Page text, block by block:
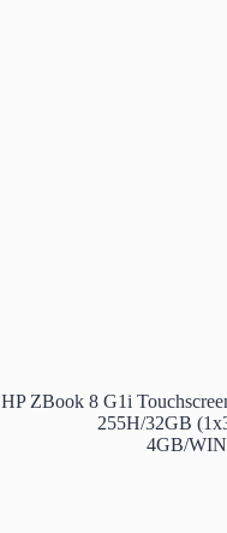
HP ZBook 8 G1i
255H/32GB
4GB/